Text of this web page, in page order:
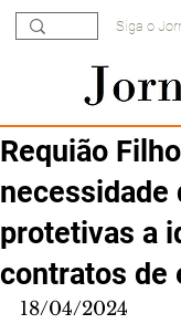
Siga o
Requião
necessidade
protetivas a
contratos de
18/04/2024